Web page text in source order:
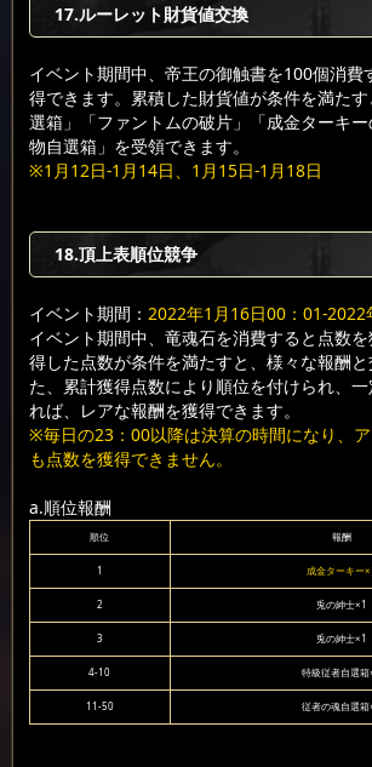
17.ルーレット財貨値交換
イベント期間中、帝王の御触書を100個消費
得できます。累積した財貨値が条件を満た
選箱」「ファントムの破片」「成金ターキ
物自選箱」を受領できます。
※1月12日-1月14日、1月15日-1月18日
18.頂上表順位競争
イベント期間： 2022年1月16日00：01-
イベント期間中、竜魂石を消費すると点数
得した点数が条件を満たすと、様々な報酬
た、累計獲得点数により順位を付けられ、
れば、レアな報酬を獲得できます。
※毎日の23：00以降は決算の時間になり、
も点数を獲得できません。
a.順位報酬
順位 報酬
1 成金ターキー
2 兎の紳士×1
3 兎の紳士×1
4-10 特級従者自選箱
11-50 従者の魂自選箱